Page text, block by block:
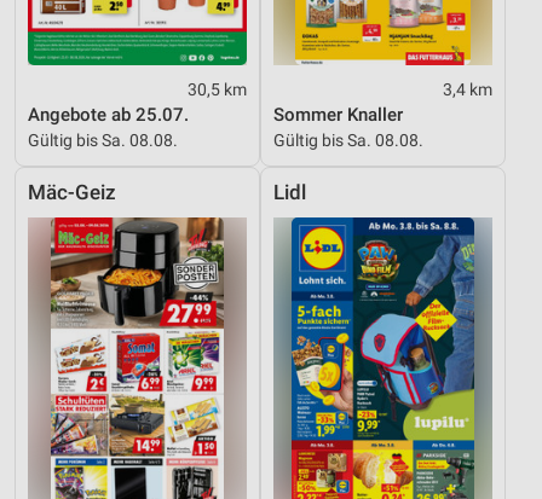
30,5 km
Angebote ab 25.07.
Gültig bis Sa. 08.08.
3,4 km
Sommer Knaller
Gültig bis Sa. 08.08.
Mäc-Geiz Lidl